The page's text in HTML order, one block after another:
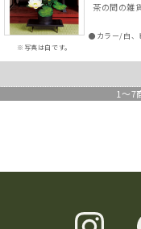
※写真は白です。
茶の間の雑
●カラー/白、
1 ～7